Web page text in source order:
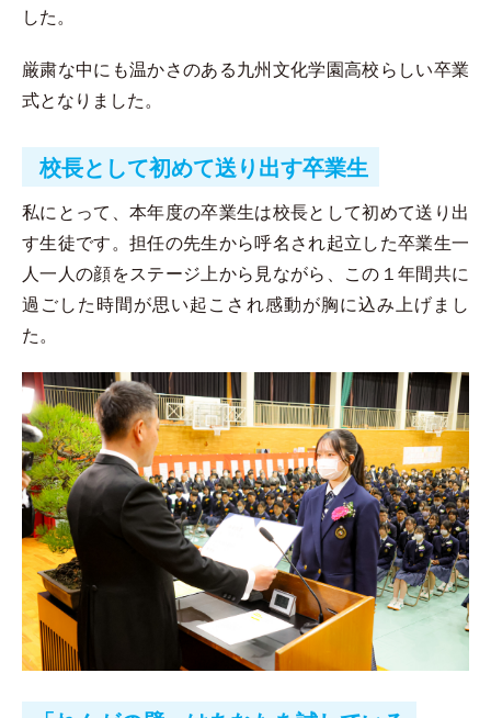
した。
厳粛な中にも温かさのある九州文化学園高校らしい卒業
式となりました。
校長として初めて送り出す卒業生
私にとって、本年度の卒業生は校長として初めて送り出
す生徒です。担任の先生から呼名され起立した卒業生一
人一人の顔をステージ上から見ながら、この１年間共に
過ごした時間が思い起こされ感動が胸に込み上げまし
た。